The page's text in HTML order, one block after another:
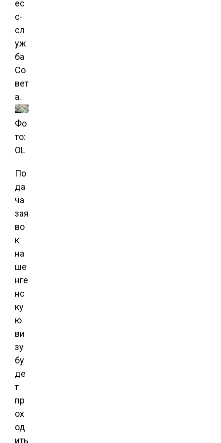
ес
с-
сл
уж
ба
Со
вет
а.
Фо
то:
OL
По
да
ча
зая
во
к
на
ше
нге
нс
ку
ю
ви
зу
бу
де
т
пр
ох
од
ить